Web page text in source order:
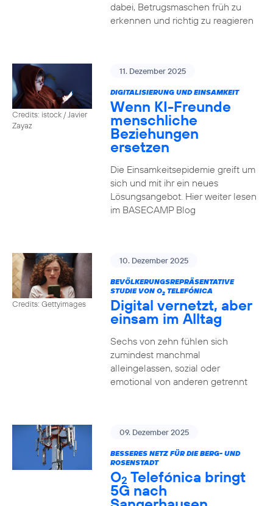
dabei, Betrugsmaschen früh zu
erkennen und richtig zu reagieren
Credits: istock / Javier
Zayaz
11. Dezember 2025
DIGITALISIERUNG UND EINSAMKEIT
Wenn KI-Freunde
menschliche
Beziehungen
ersetzen
Die Einsamkeitsepidemie greift um
sich und mit ihr ein neues
Lösungsangebot. Hier weiter lesen
im BASECAMP Blog
Credits: Gettyimages
10. Dezember 2025
BEVÖLKERUNGSREPRÄSENTATIVE
STUDIE VON O2TELEFÓNICA
Digital vernetzt, aber
einsam im Alltag
Sechs von zehn fühlen sich
zumindest manchmal
alleingelassen, sozial oder
emotional von anderen getrennt
09. Dezember 2025
BESSERES NETZ FÜR DIE BERG- UND
ROSENSTADT
O2 Telefónica bringt
5G nach